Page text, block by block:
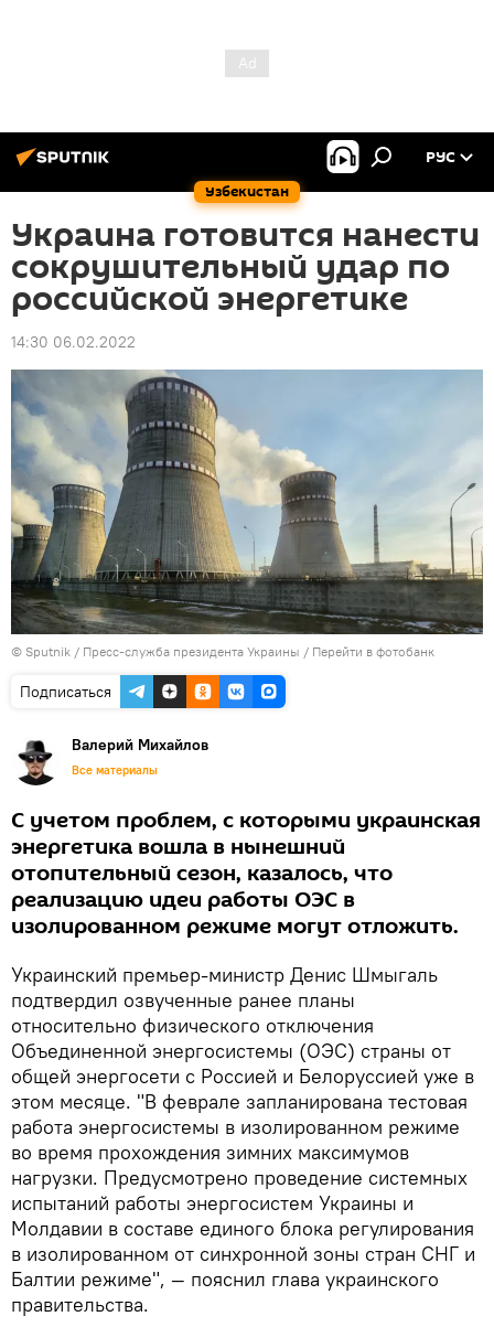
Узбекистан
РУС
Украина готовится нанести
сокрушительный удар по
российской энергетике
14:30 06.02.2022
© Sputnik / Пресс-служба президента Украины / Перейти в фотобанк
Подписаться
Валерий Михайлов
Все материалы
С учетом проблем, с которыми украинская
энергетика вошла в нынешний
отопительный сезон, казалось, что
реализацию идеи работы ОЭС в
изолированном режиме могут отложить.
Украинский премьер-министр Денис Шмыгаль
подтвердил озвученные ранее планы
относительно физического отключения
Объединенной энергосистемы (ОЭС) страны от
общей энергосети с Россией и Белоруссией уже в
этом месяце. "В феврале запланирована тестовая
работа энергосистемы в изолированном режиме
во время прохождения зимних максимумов
нагрузки. Предусмотрено проведение системных
испытаний работы энергосистем Украины и
Молдавии в составе единого блока регулирования
в изолированном от синхронной зоны стран СНГ и
Балтии режиме", — пояснил глава украинского
правительства.